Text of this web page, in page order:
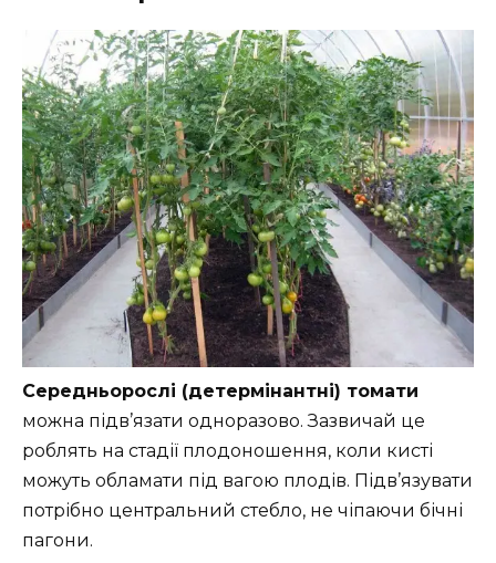
Середньорослі (детермінантні) томати
можна підв’язати одноразово. Зазвичай це
роблять на стадії плодоношення, коли кисті
можуть обламати під вагою плодів. Підв’язувати
потрібно центральний стебло, не чіпаючи бічні
пагони.